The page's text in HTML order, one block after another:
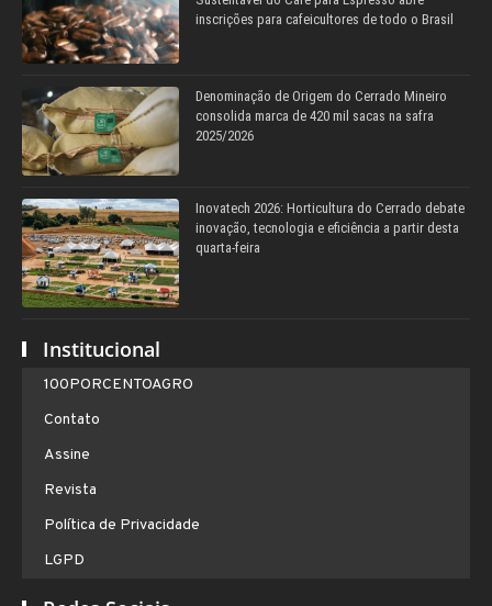
inscrições para cafeicultores de todo o Brasil
Denominação de Origem do Cerrado Mineiro
consolida marca de 420 mil sacas na safra
2025/2026
Inovatech 2026: Horticultura do Cerrado debate
inovação, tecnologia e eficiência a partir desta
quarta-feira
Institucional
100PORCENTOAGRO
Contato
Assine
Revista
Política de Privacidade
LGPD